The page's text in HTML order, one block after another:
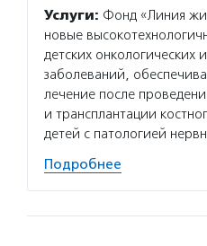
Услуги: Фонд «Линия
новые
детских онкологических
заболеваний,
лечение после
и трансплантации
детей с патологией
Подробнее